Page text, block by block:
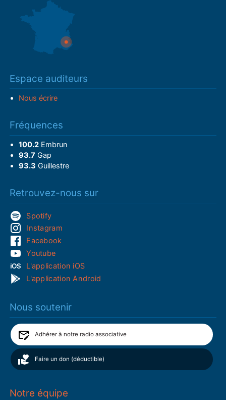
Espace auditeurs
Nous écrire
Fréquences
100.2Embrun
93.7 Gap
93.3 Guillestre
Retrouvez-nous sur
Spotify
Instagram
Facebook
Youtube
L'application iOS
L'application Android
Nous soutenir
Adhérer à notre radio associative
Faire un don (déductible)
Notre équipe